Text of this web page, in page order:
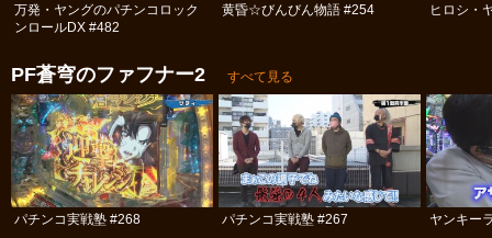
万発・ヤングのパチンコロック
ンロールDX #482
黄昏☆びんびん物語 #254 ヒロシ・
PF蒼穹のファフナー2 すべて見る
パチンコ実戦塾 #268 パチンコ実戦塾 #267 ヤンキー